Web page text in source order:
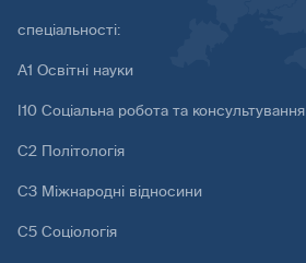
спеціальності:
А1 Освітні науки
І10 Соціальна робота та консультування
С2 Політологія
С3 Міжнародні відносини
С5 Соціологія